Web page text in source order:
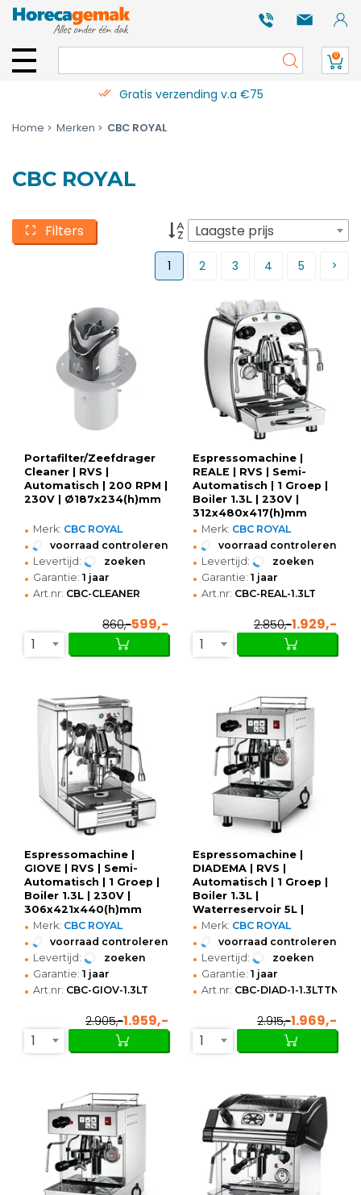
0
Gratis verzending v.a €75
Home Merken CBC ROYAL
CBC ROYAL
Filters Laagste prijs
1 2 3 4 5
Portafilter/Zeefdrager
Cleaner | RVS |
Automatisch | 200 RPM |
230V | Ø187x234(h)mm
• Merk: CBC ROYAL
• voorraad controleren
• Levertijd: zoeken
• Garantie: 1 jaar
• Art.nr: CBC-CLEANER
860,-599,-
1
Espressomachine |
REALE | RVS | Semi-
Automatisch | 1 Groep |
Boiler 1.3L | 230V |
312x480x417(h)mm
• Merk: CBC ROYAL
• voorraad controleren
• Levertijd: zoeken
• Garantie: 1 jaar
• Art.nr: CBC-REAL-1.3LT
2.850,-1.929,-
1
Espressomachine |
GIOVE | RVS | Semi-
Automatisch | 1 Groep |
Boiler 1.3L | 230V |
306x421x440(h)mm
• Merk: CBC ROYAL
• voorraad controleren
• Levertijd: zoeken
• Garantie: 1 jaar
• Art.nr: CBC-GIOV-1.3LT
2.905,-1.959,-
1
Espressomachine |
DIADEMA | RVS |
Automatisch | 1 Groep |
Boiler 1.3L |
Waterreservoir 5L |
Digitaal | 230V |
300x497x519(h)mm
• Merk: CBC ROYAL
• voorraad controleren
• Levertijd: zoeken
• Garantie: 1 jaar
• Art.nr: CBC-DIAD-1-1.3LTTN
2.915,-1.969,-
1